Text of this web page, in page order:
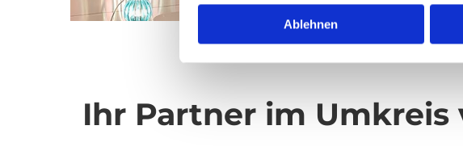
Ablehnen
Ihr Partner im Umkreis